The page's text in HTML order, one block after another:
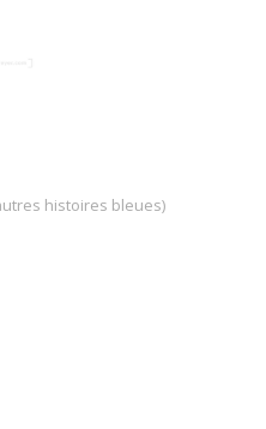
histoires bleues)